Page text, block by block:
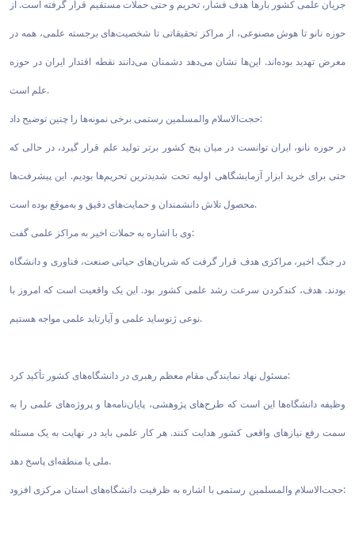
جریان علمی کشور بارها هدف فشار، تحریم و حتی حملات مستقیم قرار گرفته است. از
حوزه نانو تا هوش مصنوعی، از مراکز تحقیقاتی تا شخصیت‌های برجسته علمی، همه در
معرض تهدید بوده‌اند. این‌ها نشان می‌دهد دشمنان می‌دانند نقطه اقتدار ایران در حوزه
علم است.
حجت‌الاسلام والمسلمین رستمی برخی نمونه‌ها را چنین توضیح داد:
در حوزه نانو، ایران توانست در میان پنج کشور برتر تولید علم قرار گیرد، در حالی که
حتی برای خرید ابزار آزمایشگاهی اولیه تحت شدیدترین تحریم‌ها بودیم. این پیشرفت‌ها
محصول تلاش دانشمندان و حمایت‌های دقیق و به‌موقع بوده است.
وی با اشاره به حملات اخیر به مراکز علمی گفت:
در جنگ اخیر، مراکزی هدف قرار گرفت که شریان‌های حیاتی صنعت، فناوری و دانشگاه
بودند. هدف، کندکردن سرعت رشد علمی کشور بود. این یک واقعیت است که امروز با
نوعی ژنوساید علمی و آپارتاید علمی مواجه هستیم.
مسئول نهاد نمایندگی مقام معظم رهبری در دانشگاه‌های کشور تأکید کرد:
وظیفه دانشگاه‌ها این است که طرح‌های پژوهشی، پایان‌نامه‌ها و پروژه‌های علمی را به
سمت رفع نیازهای واقعی کشور هدایت کنند. هر کار علمی باید در نهایت به یک مسئله
ملی یا منطقه‌ای پاسخ دهد.
حجت‌الاسلام والمسلمین رستمی با اشاره به ظرفیت دانشگاه‌های استان مرکزی افزود: